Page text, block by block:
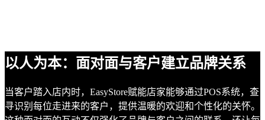
以人为本：面对面与客户建立品牌关系
当客户踏入店内时，EasyStore赋能店家能够通过POS系统，查
寻识别每位走进来的客户，提供温暖的欢迎和个性化的关怀。